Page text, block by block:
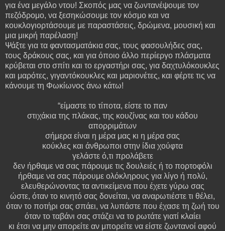
για ένα μεγάλο ντου! Σκοπός μας να ζωντανέψουμε τον
πεζόδρομο, να ξεσηκώσουμε τον κόσμο και να
κουκλογιορτάσουμε με παραστάσεις, δρώμενα, μουσική και
μια μικρή παρέλαση!
Ψάξτε για τα φαντασματάκια σας, τους φασουλήδες σας,
τους δράκους σας, και για όποιο άλλο περίεργο πλάσματα
κρύβεται στο σπίτι και το εργαστήρι σας, για δαχτυλόκουκλες
και μαρότες, γιγαντόκουκλες και μαριονέτες, και φέρτε τις να
κάνουμε τη Φωκίωνος άνω κάτω!
“είμαστε το τίποτα, είστε το παν
στιχάκια της πλάκας, της κουζίνας και του κάδου
απορριμάτων
σήμερα είναι η μέρα μας κι η μέρα σας
κούκλες και άνθρωποι στην ίδια χούφτα
γελάστε ό,τι προλάβετε
δεν ήρθαμε να σας πάρουμε τις δουλειές ή το πορτοφόλι
ήρθαμε να σας πάρουμε ολόκληρους για λίγο ή πολύ,
ελευθερώνοντας τα αντικείμενα που έχετε γύρω σας
ώστε, όταν το κινητό σας δονείται, να αναρωτιέστε τι θέλει,
όταν το ποτήρι σας σπάει, να λυπάστε που έχασε τη ζωή του
όταν το ταβάνι σας στάζει να το ρωτάτε γιατί κλαίει
κι έτσι να μην απορείτε αν μπορείτε να είστε ζωντανοί αφού